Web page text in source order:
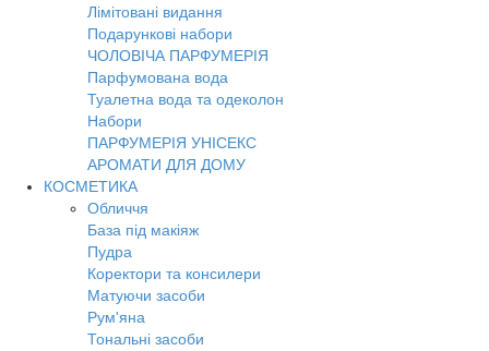
Лімітовані видання
Подарункові набори
ЧОЛОВІЧА ПАРФУМЕРІЯ
Парфумована вода
Туалетна вода та одеколон
Набори
ПАРФУМЕРІЯ УНІСЕКС
АРОМАТИ ДЛЯ ДОМУ
КОСМЕТИКА
Обличчя
База під макіяж
Пудра
Коректори та консилери
Матуючи засоби
Рум'яна
Тональні засоби